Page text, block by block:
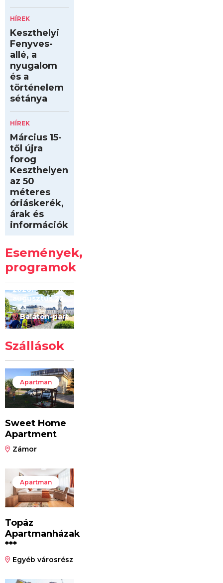
HÍREK
Keszthelyi
Fenyves-
allé, a
nyugalom
és a
történelem
sétánya
HÍREK
Március 15-
től újra
forog
Keszthelyen
az 50
méteres
óriáskerék,
árak és
információk
Események,
programok
Kilóméterek
2026
2026.
augusztus 22
– 23.
Balaton-part
Szállások
Apartman
Sweet Home
Apartment
Zámor
Apartman
Topáz
Apartmanházak
***
Egyéb városrész